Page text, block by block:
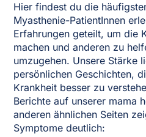
Hier findest du die
Myasthenie-PatientInnen
Erfahrungen geteilt, um die
machen und anderen zu
umzugehen. Unsere Stärke
persönlichen Geschichten,
Krankheit besser zu
Berichte auf unserer mama
anderen ähnlichen Seiten
Symptome deutlich: